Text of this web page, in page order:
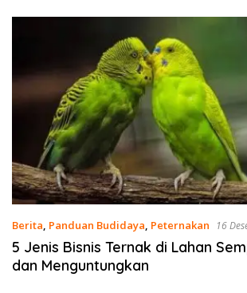
Berita, Panduan Budidaya, Peternakan 16
5 Jenis Bisnis Ternak di Lahan
dan Menguntungkan